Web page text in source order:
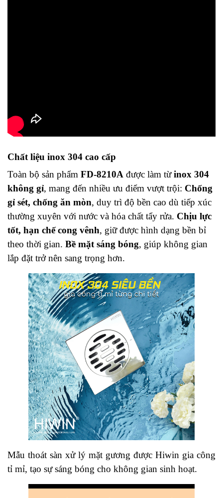
Chất liệu inox 304 cao cấp
Toàn bộ sản phẩm FD-8210A được làm từinox 304
không gỉ, mang đến nhiều ưu điểm vượt trội: Chống
gỉ sét, chống ăn mòn, duy trì độ bền cao dù tiếp xúc
thường xuyên với nước và hóa chất tẩy rửa. Chịu lực
tốt, hạn chế cong vênh, giữ được hình dạng bền bỉ
theo thời gian. Bề mặt sáng bóng, giúp không gian
lắp đặt trở nên sang trọng hơn.
Mẫu thoát sàn xử lý mặt gương được Hiwin gia công
tỉ mỉ, tạo sự sáng bóng cho không gian sinh hoạt.